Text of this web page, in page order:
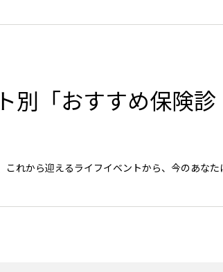
別「おすすめ保険診
これから迎えるライフイベントから、今のあなた